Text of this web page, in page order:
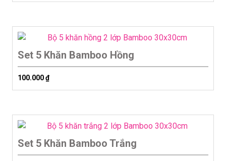
Set 5 Khăn Bamboo Hồng
100.000₫
Set 5 Khăn Bamboo Trắng